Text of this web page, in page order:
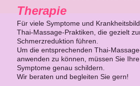
Therapie
Für viele Symptome und
Thai-Massage-Praktiken, die gezielt
Schmerzreduktion führen.
Um die entsprechenden Thai-
anwenden zu können, müssen Sie
Symptome genau schildern.
Wir beraten und begleiten Sie gern!